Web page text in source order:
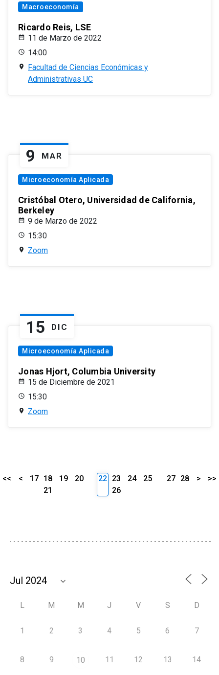
Macroeconomía
Ricardo Reis, LSE
11 de Marzo de 2022
14:00
Facultad de Ciencias Económicas y
Administrativas UC
9 MAR
Microeconomía Aplicada
Cristóbal Otero, Universidad de California,
Berkeley
9 de Marzo de 2022
15:30
Zoom
15 DIC
Microeconomía Aplicada
Jonas Hjort, Columbia University
15 de Diciembre de 2021
15:30
Zoom
<< < 17 18 19
20
21
22 23 24
25
26
27 28 > >>
L M M J V S D
1 2 3 4 5 6 7
8 9 10 11 12 13 14